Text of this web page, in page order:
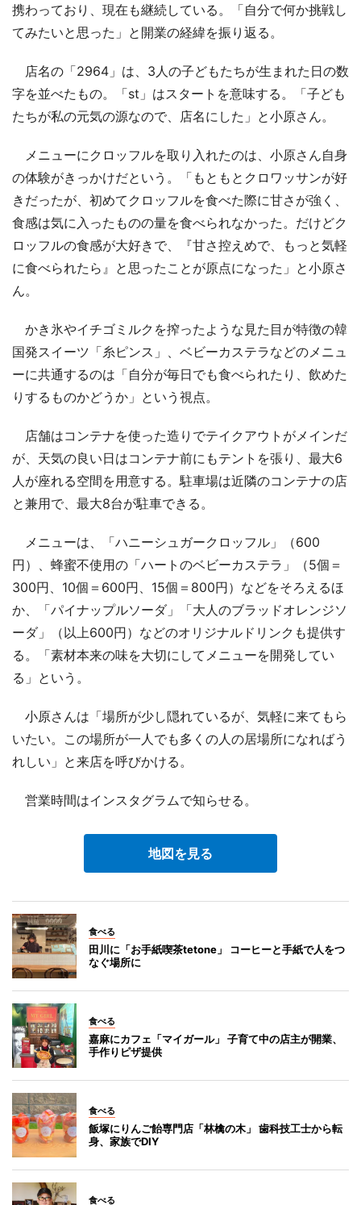
携わっており、現在も継続している。「自分で何か挑戦し
てみたいと思った」と開業の経緯を振り返る。
店名の「2964」は、3人の子どもたちが生まれた日の数
字を並べたもの。「st」はスタートを意味する。「子ども
たちが私の元気の源なので、店名にした」と小原さん。
メニューにクロッフルを取り入れたのは、小原さん自身
の体験がきっかけだという。「もともとクロワッサンが好
きだったが、初めてクロッフルを食べた際に甘さが強く、
食感は気に入ったものの量を食べられなかった。だけどク
ロッフルの食感が大好きで、『甘さ控えめで、もっと気軽
に食べられたら』と思ったことが原点になった」と小原さ
ん。
かき氷やイチゴミルクを搾ったような見た目が特徴の韓
国発スイーツ「糸ピンス」、ベビーカステラなどのメニュ
ーに共通するのは「自分が毎日でも食べられたり、飲めた
りするものかどうか」という視点。
店舗はコンテナを使った造りでテイクアウトがメインだ
が、天気の良い日はコンテナ前にもテントを張り、最大6
人が座れる空間を用意する。駐車場は近隣のコンテナの店
と兼用で、最大8台が駐車できる。
メニューは、「ハニーシュガークロッフル」（600
円）、蜂蜜不使用の「ハートのベビーカステラ」（5個＝
300円、10個＝600円、15個＝800円）などをそろえるほ
か、「パイナップルソーダ」「大人のブラッドオレンジソ
ーダ」（以上600円）などのオリジナルドリンクも提供す
る。「素材本来の味を大切にしてメニューを開発してい
る」という。
小原さんは「場所が少し隠れているが、気軽に来てもら
いたい。この場所が一人でも多くの人の居場所になればう
れしい」と来店を呼びかける。
営業時間はインスタグラムで知らせる。
地図を見る
食べる
田川に「お手紙喫茶tetone」 コーヒーと手紙で人をつ
なぐ場所に
食べる
嘉麻にカフェ「マイガール」 子育て中の店主が開業、
手作りピザ提供
食べる
飯塚にりんご飴専門店「林檎の木」 歯科技工士から転
身、家族でDIY
食べる